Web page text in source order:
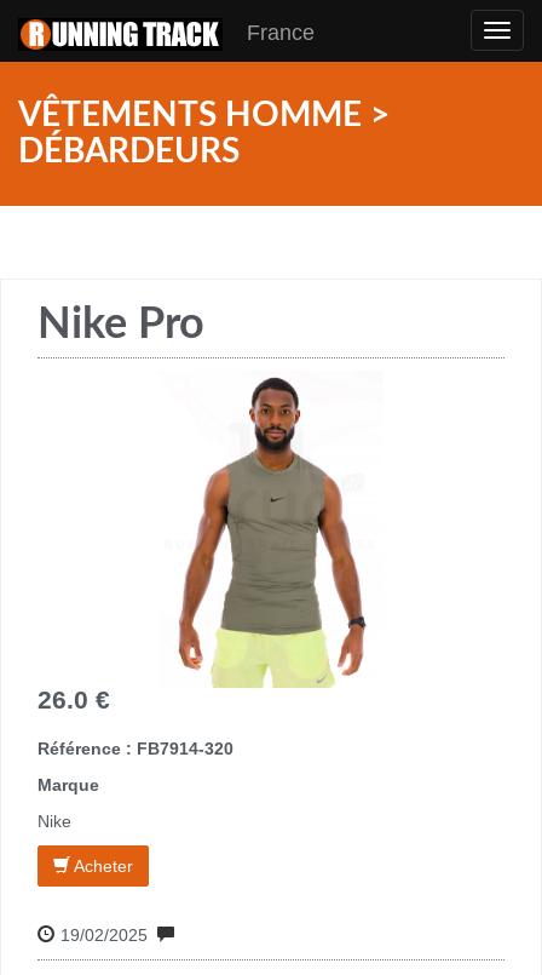
France
VÊTEMENTS HOMME >
DÉBARDEURS
Nike Pro
26.0 €
Référence : FB7914-320
Marque
Nike
Acheter
19/02/2025